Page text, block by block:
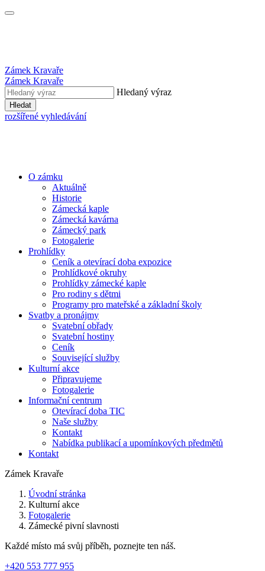
Zámek Kravaře
Zámek Kravaře
Hledaný výraz
Hledat
rozšířené vyhledávání
O zámku
Aktuálně
Historie
Zámecká kaple
Zámecká kavárna
Zámecký park
Fotogalerie
Prohlídky
Ceník a otevírací doba expozice
Prohlídkové okruhy
Prohlídky zámecké kaple
Pro rodiny s dětmi
Programy pro mateřské a základní školy
Svatby a pronájmy
Svatební obřady
Svatební hostiny
Ceník
Související služby
Kulturní akce
Připravujeme
Fotogalerie
Informační centrum
Otevírací doba TIC
Naše služby
Kontakt
Nabídka publikací a upomínkových předmětů
Kontakt
Zámek Kravaře
Úvodní stránka
Kulturní akce
Fotogalerie
Zámecké pivní slavnosti
Každé místo má svůj příběh, poznejte ten náš.
+420 553 777 955